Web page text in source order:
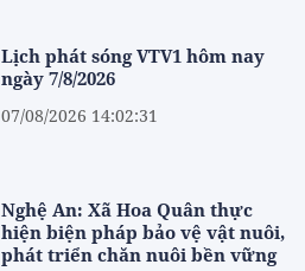
Lịch phát sóng VTV1 hôm nay
ngày 7/8/2026
07/08/2026 14:02:31
Nghệ An: Xã Hoa Quân thực
hiện biện pháp bảo vệ vật nuôi,
phát triển chăn nuôi bền vững